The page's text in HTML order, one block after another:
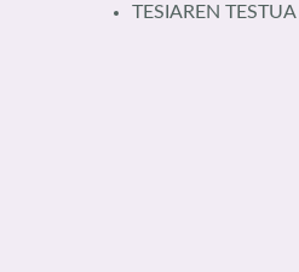
TESIAREN TESTUA